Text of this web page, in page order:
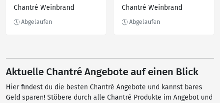
Chantré Weinbrand Chantré Weinbrand
Aktuelle Chantré Angebote auf einen Blick
Hier findest du die besten Chantré Angebote und kannst bares
Geld sparen! Stöbere durch alle Chantré Produkte im Angebot und